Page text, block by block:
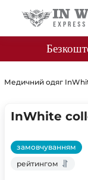
Медичний одяг
InWhite
замовчуванням
рейтингом